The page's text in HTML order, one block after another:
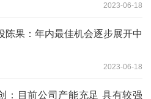
2023-06-18
陈果：年内最佳机会逐步展开中
2023-06-18
：目前公司产能充足 具有较强